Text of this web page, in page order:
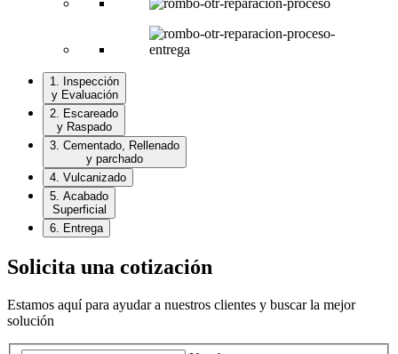
1. Inspección
y Evaluación
2. Escareado
y Raspado
3. Cementado, Rellenado
y parchado
4. Vulcanizado
5. Acabado
Superficial
6. Entrega
Solicita una cotización
Estamos aquí para ayudar a nuestros clientes y buscar la mejor
solución